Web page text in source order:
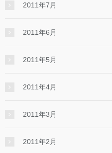
2011年7月
2011年6月
2011年5月
2011年4月
2011年3月
2011年2月